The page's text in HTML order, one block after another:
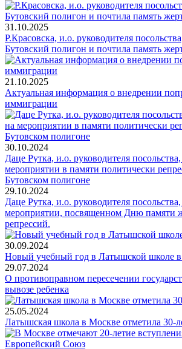
31.10.2025
Р.Красовска, и.о. руководителя
Бутовский полигон и почтила память
21.10.2025
Актуальная информация о внедрении
иммиграции
30.10.2024
Даце Рутка, и.о. руководителя
мероприятии в памяти политически
Бутовском полигоне
29.10.2024
Даце Рутка, и.о. руководителя
мероприятии, посвященном Дню памяти
репрессий.
30.09.2024
Новый учебный год в Латышской школе
29.07.2024
O противоправном пересечении
вывозе ребенка
25.05.2024
Латышская школа в Москве отметила 30-